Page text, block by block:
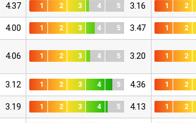
4.37 1 2 3 4 5 3.16 1 2
4.00 1 2 3 4 5 3.47 1 2
4.06 1 2 3 4 5 3.20 1 2
3.12 1 2 3 4 5 4.36 1 2
3.19 1 2 3 4 5 4.13 1 2